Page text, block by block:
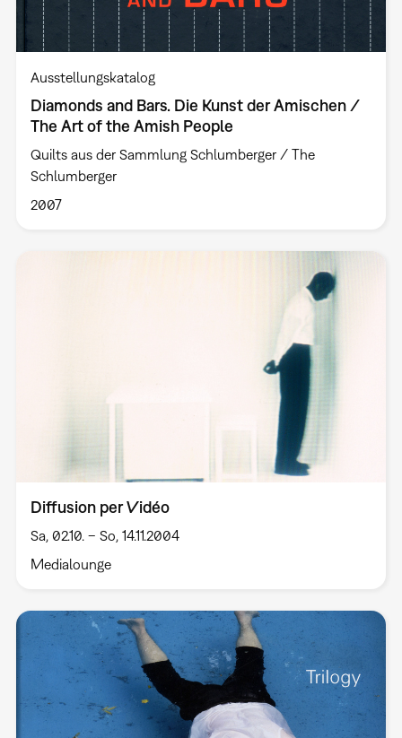
Ausstellungskatalog
Diamonds and Bars. Die Kunst der Amischen /
The Art of the Amish People
Quilts aus der Sammlung Schlumberger / The
Schlumberger
2007
Diffusion per Vidéo
Sa, 02.10. – So, 14.11.2004
Medialounge